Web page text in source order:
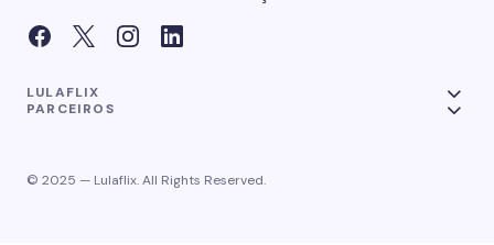
LULAFLIX
PARCEIROS
© 2025 — Lulaflix. All Rights Reserved.